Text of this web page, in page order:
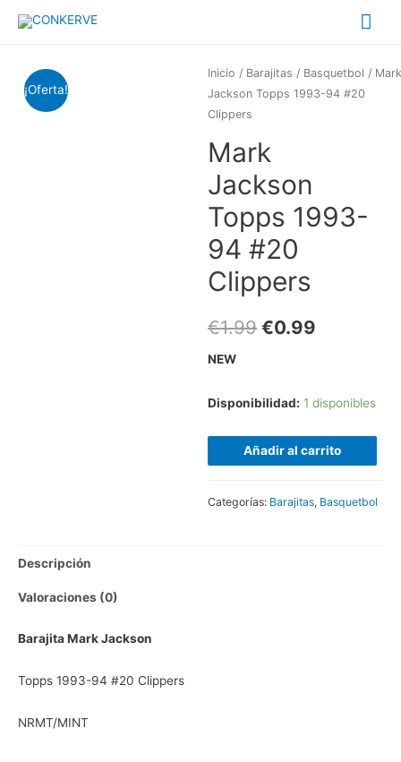
¡Oferta!
Inicio / Barajitas / Basquetbol /
Jackson Topps 1993-94 #20
Clippers
Mark
Jackson
Topps 1993-
94 #20
Clippers
€1.99 €0.99
NEW
Disponibilidad: 1 disponibles
Añadir al carrito
Categorías: Barajitas, Basquetbol
Descripción
Valoraciones (0)
Barajita Mark Jackson
Topps 1993-94 #20 Clippers
NRMT/MINT